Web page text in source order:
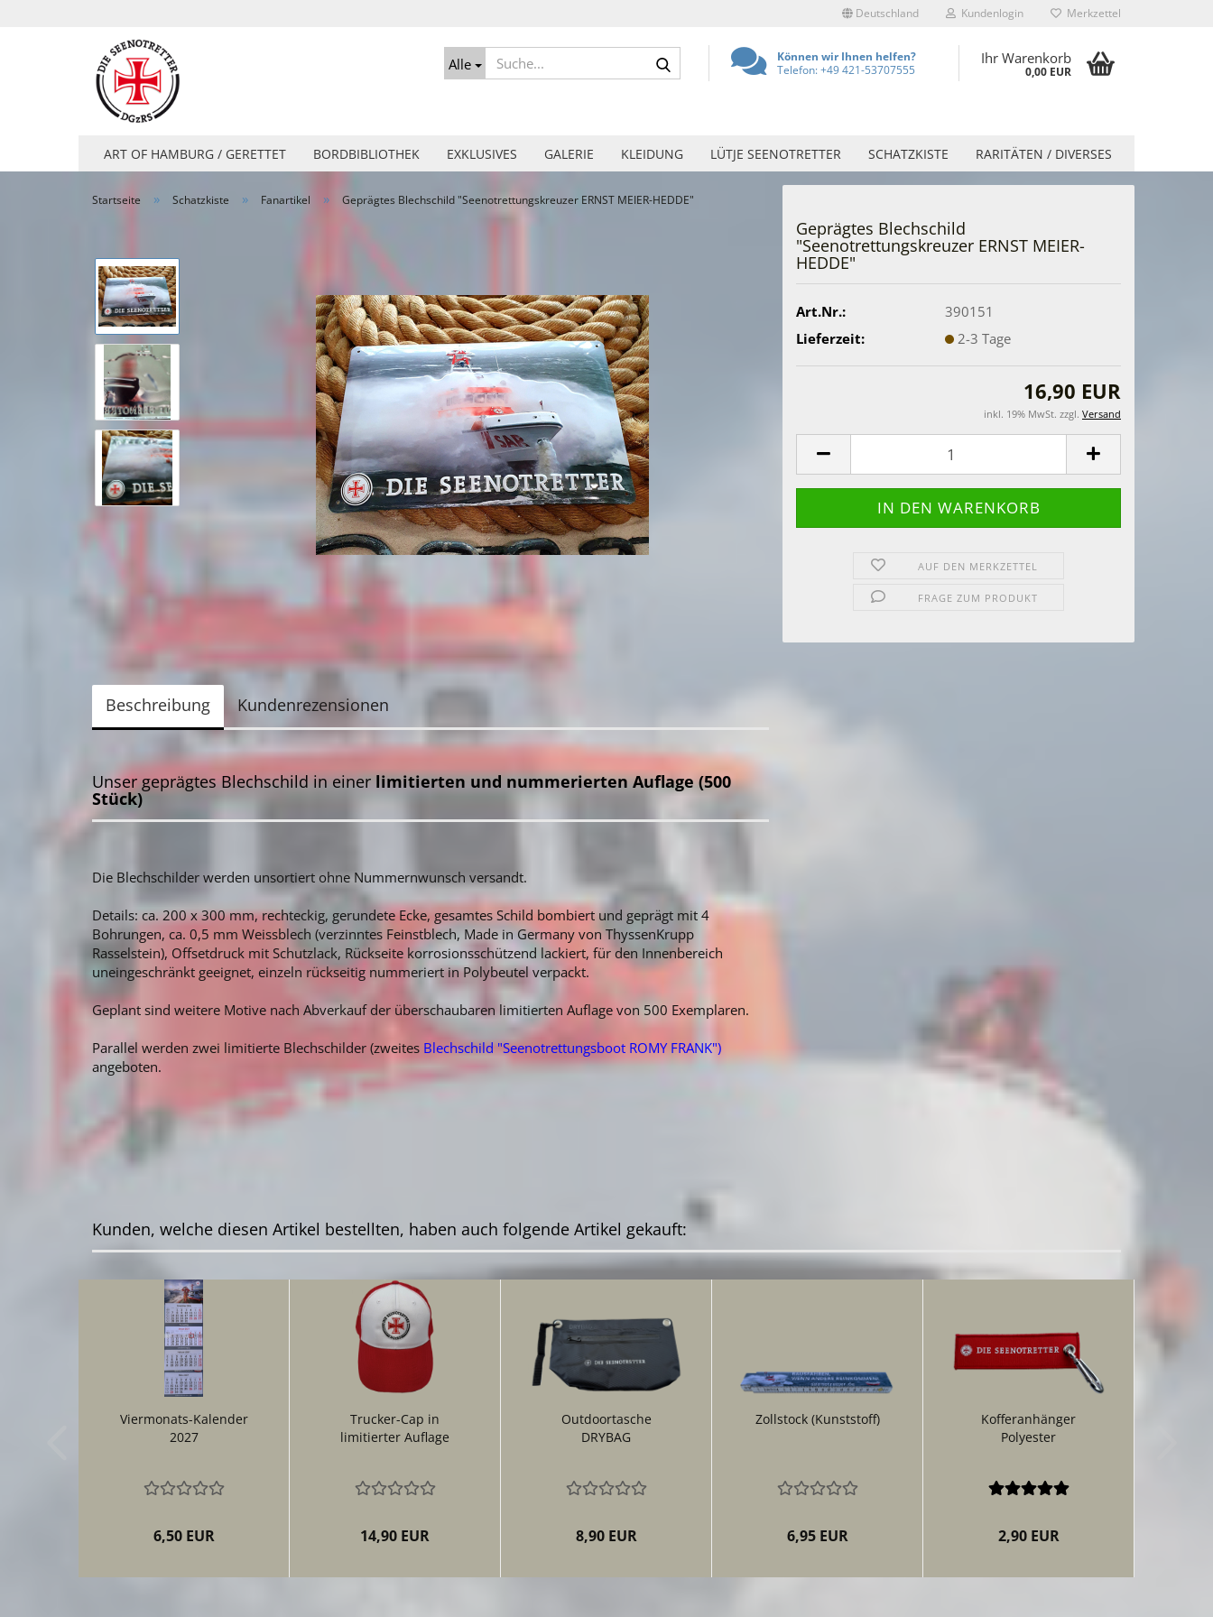
Deutschland Kundenlogin Merkzettel
Alle
Können wir Ihnen helfen?
Telefon: +49 421-53707555
Ihr Warenkorb
0,00 EUR
ART OF HAMBURG / GERETTET BORDBIBLIOTHEK EXKLUSIVES GALERIE KLEIDUNG LÜTJE SEENOTRETTER SCHATZKISTE RARITÄTEN / DIVERSES
Startseite » Schatzkiste » Fanartikel » Geprägtes Blechschild "Seenotrettungskreuzer ERNST MEIER-HEDDE"
Geprägtes Blechschild
"Seenotrettungskreuzer ERNST MEIER-
HEDDE"
Art.Nr.:
390151
Lieferzeit:
2-3 Tage
16,90 EUR
inkl. 19% MwSt. zzgl. Versand
AUF DEN MERKZETTEL
FRAGE ZUM PRODUKT
Beschreibung Kundenrezensionen
Unser geprägtes Blechschild in einer limitierten und nummerierten Auflage (500
Stück)
Die Blechschilder werden unsortiert ohne Nummernwunsch versandt.
Details: ca. 200 x 300 mm, rechteckig, gerundete Ecke, gesamtes Schild bombiert und geprägt mit 4
Bohrungen, ca. 0,5 mm Weissblech (verzinntes Feinstblech, Made in Germany von ThyssenKrupp
Rasselstein), Offsetdruck mit Schutzlack, Rückseite korrosionsschützend lackiert, für den Innenbereich
uneingeschränkt geeignet, einzeln rückseitig nummeriert in Polybeutel verpackt.
Geplant sind weitere Motive nach Abverkauf der überschaubaren limitierten Auflage von 500 Exemplaren.
Parallel werden zwei limitierte Blechschilder (zweites Blechschild "Seenotrettungsboot ROMY FRANK")
angeboten.
Kunden, welche diesen Artikel bestellten, haben auch folgende Artikel gekauft:
Viermonats-Kalender
2027
6,50 EUR
Trucker-Cap in
limitierter Auflage
14,90 EUR
Outdoortasche
DRYBAG
8,90 EUR
Zollstock (Kunststoff)
6,95 EUR
Kofferanhänger
Polyester
2,90 EUR